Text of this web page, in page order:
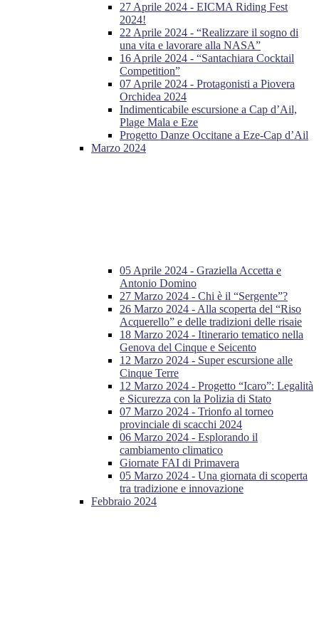
27 Aprile 2024 - EICMA Riding Fest
2024!
22 Aprile 2024 - “Realizzare il sogno di
una vita e lavorare alla NASA”
16 Aprile 2024 - “Santachiara Cocktail
Competition”
07 Aprile 2024 - Protagonisti a Piovera
Orchidea 2024
Indimenticabile escursione a Cap d’Ail,
Plage Mala e Eze
Progetto Danze Occitane a Eze-Cap d’Ail
Marzo 2024
05 Aprile 2024 - Graziella Accetta e
Antonio Domino
27 Marzo 2024 - Chi è il “Sergente”?
26 Marzo 2024 - Alla scoperta del “Riso
Acquerello” e delle tradizioni delle risaie
18 Marzo 2024 - Itinerario tematico nella
Genova del Cinque e Seicento
12 Marzo 2024 - Super escursione alle
Cinque Terre
12 Marzo 2024 - Progetto “Icaro”: Legalità
e Sicurezza con la Polizia di Stato
07 Marzo 2024 - Trionfo al torneo
provinciale di scacchi 2024
06 Marzo 2024 - Esplorando il
cambiamento climatico
Giornate FAI di Primavera
05 Marzo 2024 - Una giornata di scoperta
tra tradizione e innovazione
Febbraio 2024